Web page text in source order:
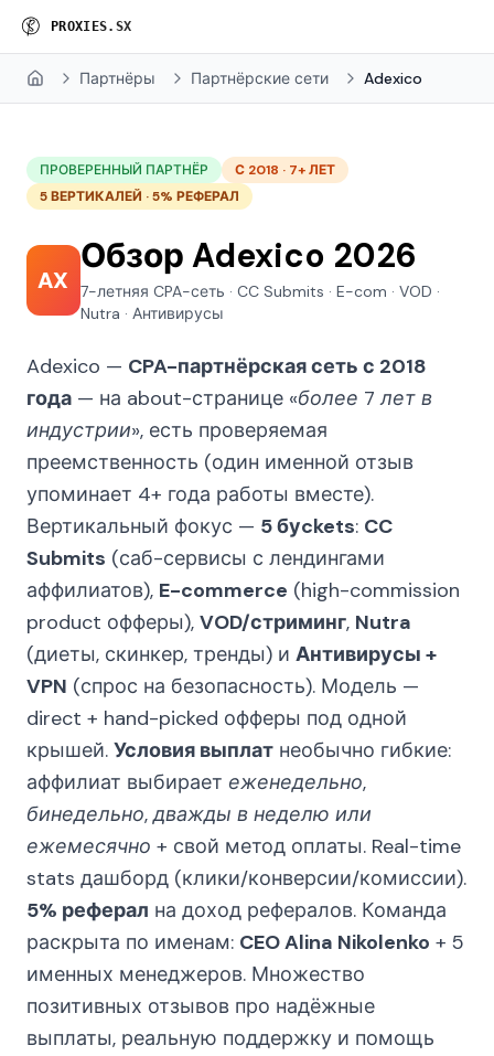
PROXI ES. SX
Home Партнёры Партнёрские сети Adexico
ПРОВЕРЕННЫЙ ПАРТНЁР
С 2018 · 7+ ЛЕТ
5 ВЕРТИКАЛЕЙ · 5% РЕФЕРАЛ
AX
Обзор Adexico 2026
7-летняя CPA-сеть · CC Submits · E-com · VOD ·
Nutra · Антивирусы
Adexico — CPA-партнёрская сеть с 2018
года — на about-странице «более 7 лет в
индустрии», есть проверяемая
преемственность (один именной отзыв
упоминает 4+ года работы вместе).
Вертикальный фокус — 5 буckets: CC
Submits (саб-сервисы с лендингами
аффилиатов), E-commerce (high-commission
product офферы), VOD/стриминг, Nutra
(диеты, скинкер, тренды) и Антивирусы +
VPN (спрос на безопасность). Модель —
direct + hand-picked офферы под одной
крышей. Условия выплат необычно гибкие:
аффилиат выбирает еженедельно,
бинедельно, дважды в неделю или
ежемесячно + свой метод оплаты. Real-time
stats дашборд (клики/конверсии/комиссии).
5% реферал на доход рефералов. Команда
раскрыта по именам: CEO Alina Nikolenko + 5
именных менеджеров. Множество
позитивных отзывов про надёжные
выплаты, реальную поддержку и помощь